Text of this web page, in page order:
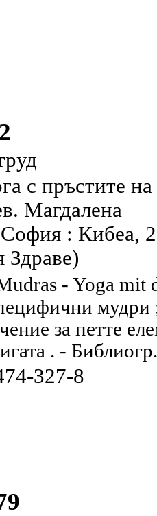
с пръстите на
Магдалена
: Кибеа,
- Yoga
мудри
за петте
. -
327-8